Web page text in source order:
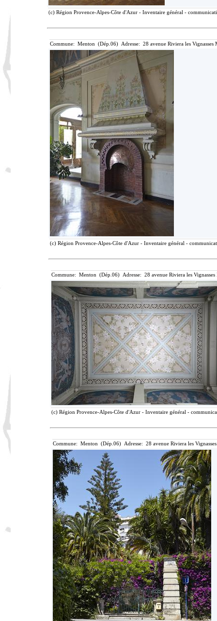
(c) Région Provence-Alpes-Côte d'Azur - Inventaire général -
Commune: Menton (Dép.06) Adresse: 28 avenue Riviera les
(c) Région Provence-Alpes-Côte d'Azur - Inventaire général -
Commune: Menton (Dép.06) Adresse: 28 avenue Riviera les
(c) Région Provence-Alpes-Côte d'Azur - Inventaire général -
Commune: Menton (Dép.06) Adresse: 28 avenue Riviera les